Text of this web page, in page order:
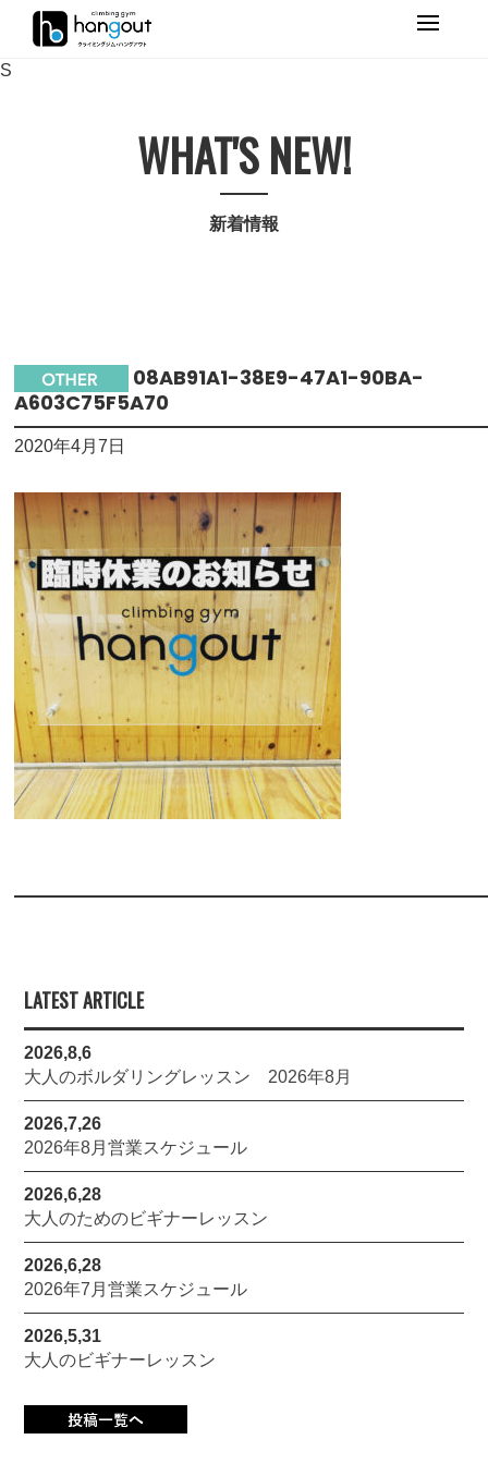
Primary
S
WHAT'S NEW!
新着情報
08AB91A1-38E9-47A1-90BA-
A603C75F5A70
2020年4月7日
LATEST ARTICLE
2026,8,6
大人のボルダリングレッスン 2026年8月
2026,7,26
2026年8月営業スケジュール
2026,6,28
大人のためのビギナーレッスン
2026,6,28
2026年7月営業スケジュール
2026,5,31
大人のビギナーレッスン